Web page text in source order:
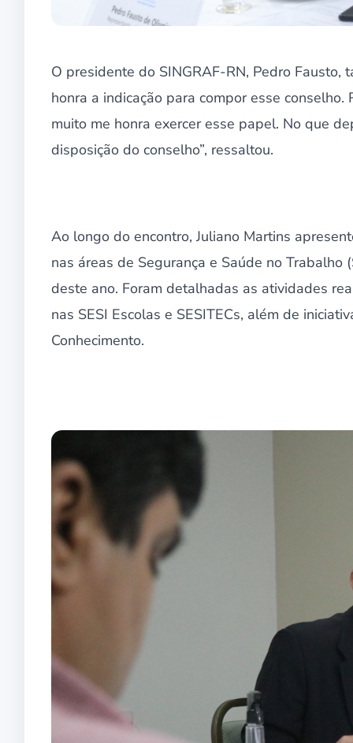
O presidente do SINGRAF-RN, Pedro
honra a indicação para compor esse
muito me honra exercer esse papel. No que
disposição do conselho”, ressaltou.
Ao longo do encontro, Juliano Martins
nas áreas de Segurança e Saúde no Trabalho
deste ano. Foram detalhadas as atividades
nas SESI Escolas e SESITECs, além de
Conhecimento.